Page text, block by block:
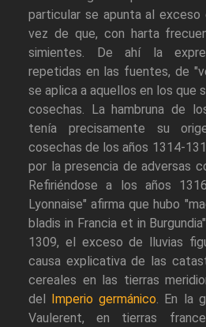
particular se apunta al exceso
vez de que, con harta
simientes. De ahí la
repetidas en las fuentes, de
se aplica a aquellos en los que
cosechas. La hambruna de
tenía precisamente su
cosechas de los años 1314-
por la presencia de adversas
Refiriéndose a los años
Lyonnaise" afirma que hubo
bladis in Francia et in
1309, el exceso de lluvias
causa explicativa de las
cereales en las tierras
del
Imperio germánico. En la
Vaulerent, en tierras